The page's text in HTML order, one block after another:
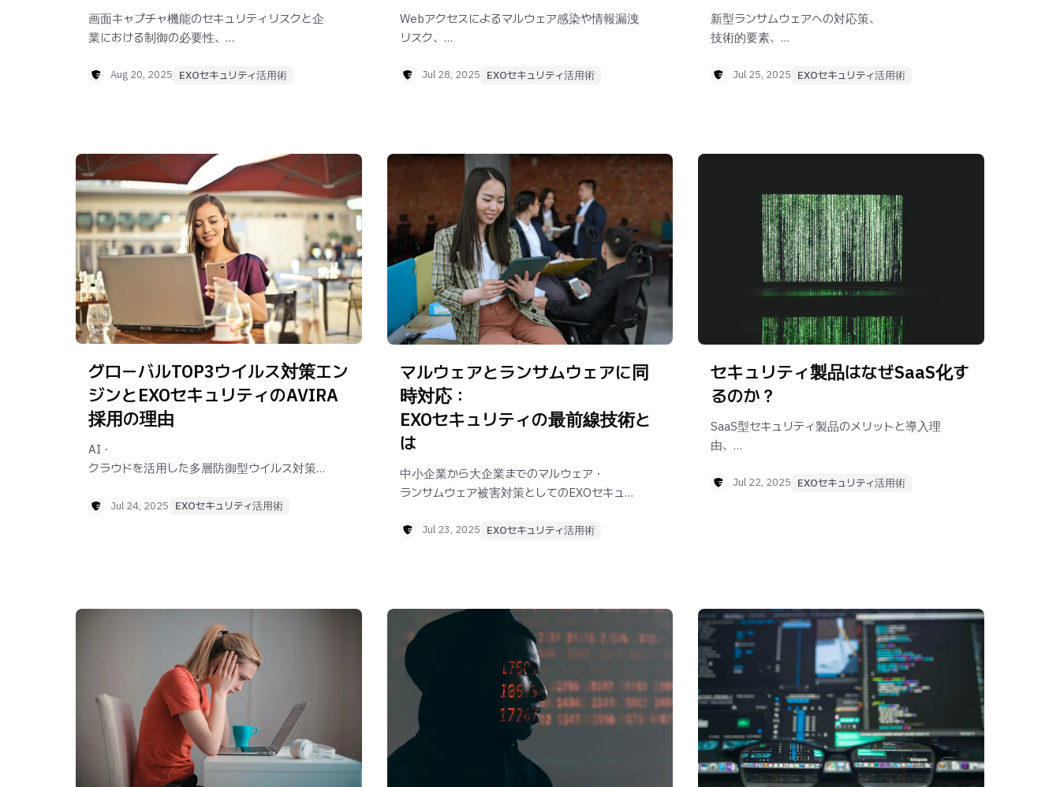
画面キャプチャ機能のセキュリティリスクと企
業における制御の必要性、
Aug 20, 2025 EXOセキュリティ活用術
Webアクセスによるマルウェア感染や情報漏洩
リスク、
Jul 28, 2025 EXOセキュリティ活用術
新型ランサムウェアへの対応策、
技術的要素、
します。Jul 25, 2025 EXOセキュリティ活用術
グローバルTOP3ウイルス対策エン
ジンとEXOセキュリティのAVIRA
採用の理由
AI・
クラウドを活用した多層防御型ウイルス対策エ
説します。
Jul 24, 2025 EXOセキュリティ活用術
マルウェアとランサムウェアに同
時対応：
EXOセキュリティの最前線技術と
は
中小企業から大企業までのマルウェア・
ランサムウェア被害対策としてのEXOセキュリ
Jul 23, 2025 EXOセキュリティ活用術
セキュリティ製品はなぜSaaS化す
るのか？
SaaS型セキュリティ製品のメリットと導入理
由、
説します。
Jul 22, 2025 EXOセキュリティ活用術